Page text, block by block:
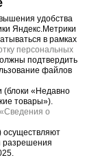
и
–
удобства
Яндекс.Метрики
в рамках
персональных
подтвердить
файлов
(блоки «Недавно
товары»).
«Сведения о
осуществляют
разрешения